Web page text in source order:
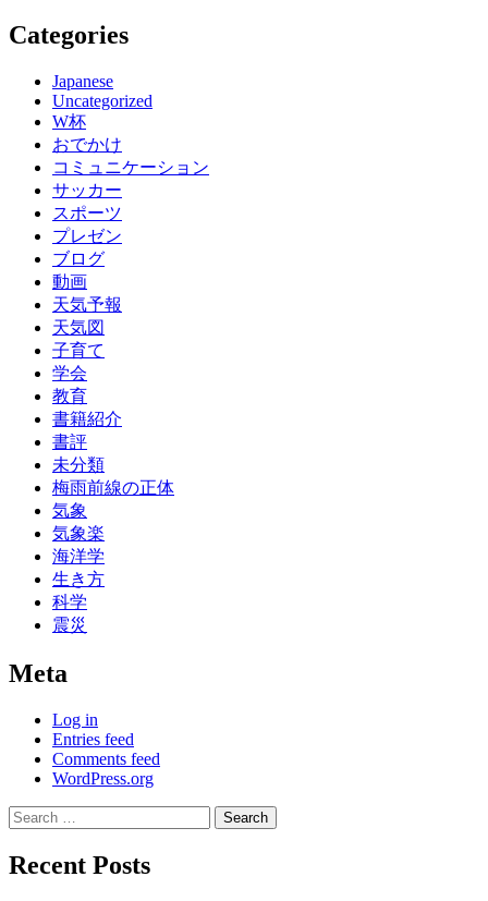
Categories
Japanese
Uncategorized
W杯
おでかけ
コミュニケーション
サッカー
スポーツ
プレゼン
ブログ
動画
天気予報
天気図
子育て
学会
教育
書籍紹介
書評
未分類
梅雨前線の正体
気象
気象楽
海洋学
生き方
科学
震災
Meta
Log in
Entries feed
Comments feed
WordPress.org
Search
for:
Recent Posts